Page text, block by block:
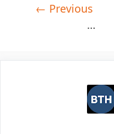
← Previous
…